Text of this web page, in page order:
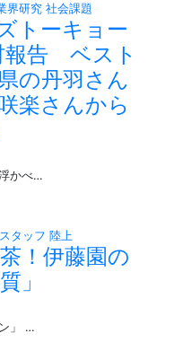
界研究 社会課題
トーキョー
報告 ベスト
の丹羽さん
楽さんから
かべ…
タッフ 陸上
！伊藤園の
」
」 …